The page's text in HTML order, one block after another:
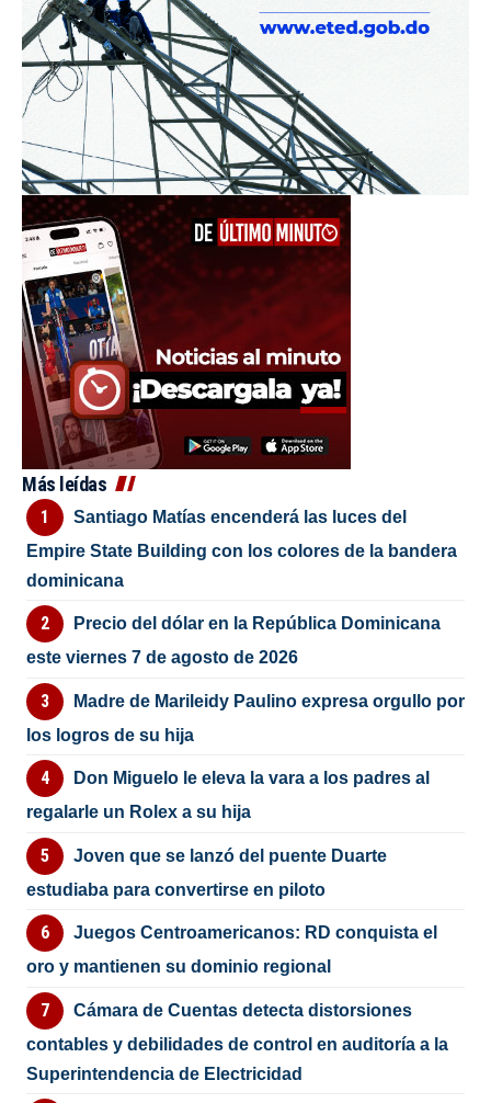
Más leídas
Santiago Matías encenderá las luces del
Empire State Building con los colores de la bandera
dominicana
Precio del dólar en la República Dominicana
este viernes 7 de agosto de 2026
Madre de Marileidy Paulino expresa orgullo por
los logros de su hija
Don Miguelo le eleva la vara a los padres al
regalarle un Rolex a su hija
Joven que se lanzó del puente Duarte
estudiaba para convertirse en piloto
Juegos Centroamericanos: RD conquista el
oro y mantienen su dominio regional
Cámara de Cuentas detecta distorsiones
contables y debilidades de control en auditoría a la
Superintendencia de Electricidad